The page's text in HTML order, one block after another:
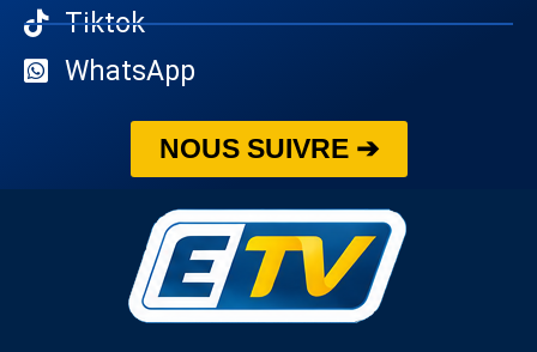
Tiktok
WhatsApp
NOUS SUIVRE ➔